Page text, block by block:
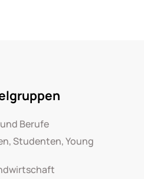
Berufe
Studenten, Young